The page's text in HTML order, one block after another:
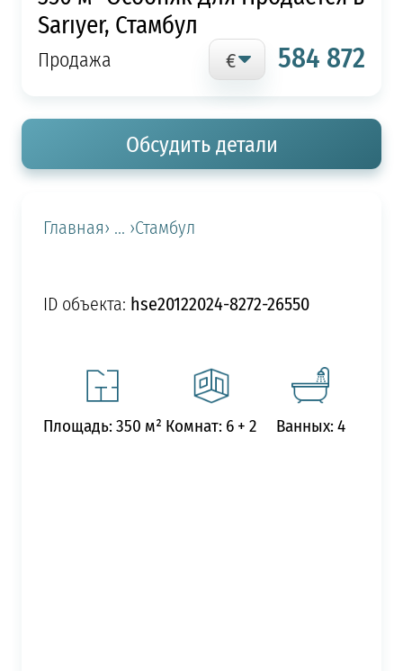
Sarıyer, Стамбул
Продажа 584 872
Обсудить детали
Главная› ... ›Стамбул
ID объекта: hse20122024-8272-26550
Площадь: 350 м² Комнат: 6 + 2 Ванных: 4